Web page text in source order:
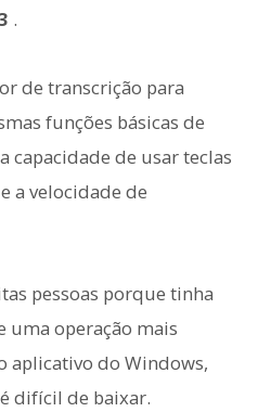
.
de transcrição para
funções básicas de
capacidade de usar teclas
a velocidade de
pessoas porque tinha
uma operação mais
aplicativo do Windows,
difícil de baixar.